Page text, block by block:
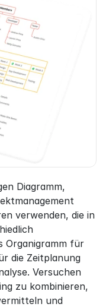
Diagramm,
verwenden, die in
Organigramm für
die Zeitplanung
Versuchen
zu kombinieren,
und